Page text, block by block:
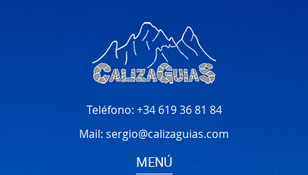
Teléfono: +34 619 36 81 84
Mail: sergio@calizaguias.com
MENÚ